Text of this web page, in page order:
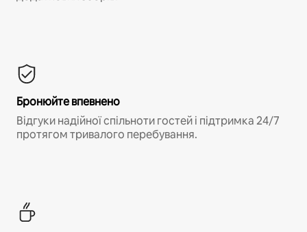
Бронюйте впевнено
Відгуки надійної спільноти гостей і підтримка 24/7
протягом тривалого перебування.